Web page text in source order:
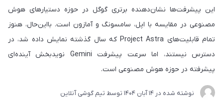
این پیشرفت‌ها نشان‌دهنده برتری گوگل در حوزه دستیارهای هوش
مصنوعی در مقایسه با اپل، سامسونگ و آمازون است. بااین‌حال، هنوز
تمام قابلیت‌های Project Astra که سال گذشته نمایش داده شد، در
دسترس نیستند، اما سرعت پیشرفت Gemini نویدبخش آینده‌ای
پیشرفته در حوزه هوش مصنوعی است.
نوشته شده در 14 آبان 1404 توسط تیم گوشی آنلاین